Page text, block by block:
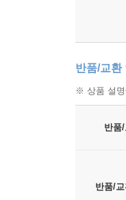
반품/교환
※ 상품 설명
반품
반품/